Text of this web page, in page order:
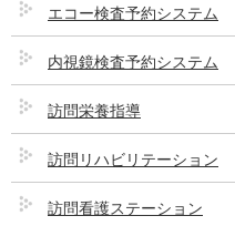
神経内科
外科・消化器科
整形外科
脳神経外科
エコー検査予約システム
内視鏡検査予約システム
訪問栄養指導
訪問リハビリテーション
訪問看護ステーション